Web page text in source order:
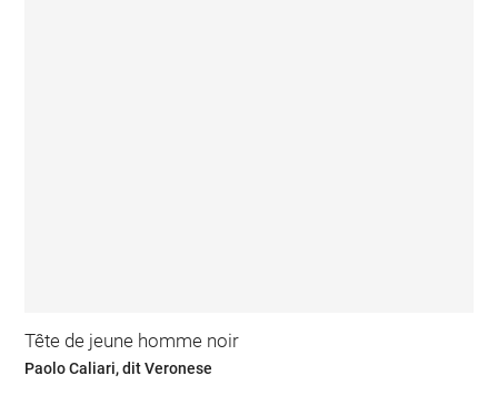
Tête de jeune homme noir
Paolo Caliari, dit Veronese